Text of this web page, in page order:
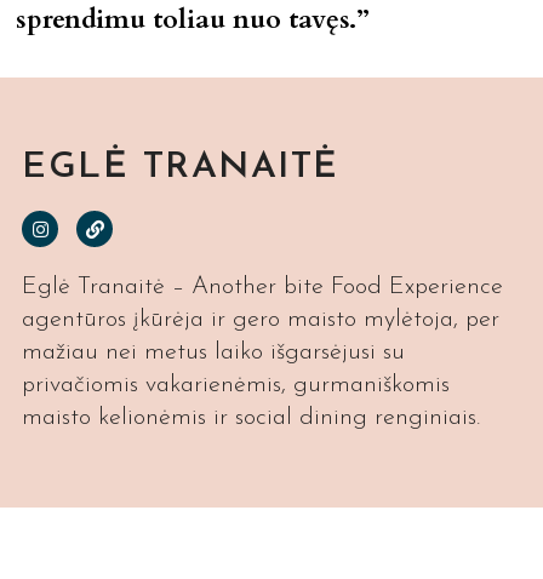
sprendimu toliau nuo tavęs.”
EGLĖ TRANAITĖ
Eglė Tranaitė – Another bite Food Experience
agentūros įkūrėja ir gero maisto mylėtoja, per
mažiau nei metus laiko išgarsėjusi su
privačiomis vakarienėmis, gurmaniškomis
maisto kelionėmis ir social dining renginiais.